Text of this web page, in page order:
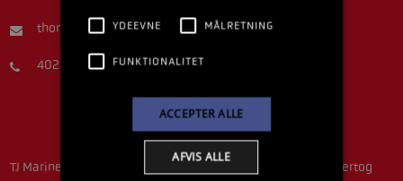
thomastjmarine@gmail.com
40216407
TJ Marine ejes og drives idag af Thomas Dethlefsen, som overtog
YDEEVNE MÅLRETNING
FUNKTIONALITET
ACCEPTER ALLE
AFVIS ALLE